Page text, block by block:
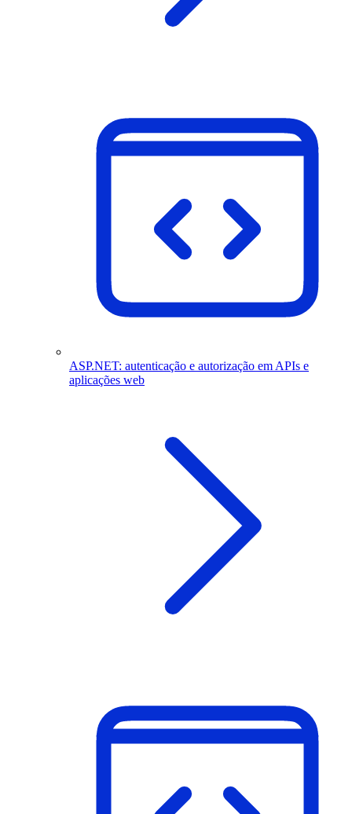
ASP.NET: autenticação e autorização em APIs e
aplicações web